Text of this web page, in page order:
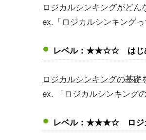
ロジカルシンキングがど
ex.「ロジカルシンキング
レベル：★★☆☆ はじめ
ロジカルシンキングの基礎
ex. 「ロジカルシンキング
レベル：★★★☆ ロジ